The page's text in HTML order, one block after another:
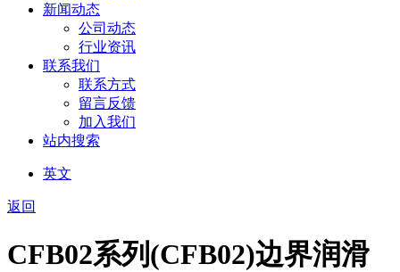
新闻动态
公司动态
行业资讯
联系我们
联系方式
留言反馈
加入我们
站内搜索
英文
返回
CFB02系列(CFB02)边界润滑